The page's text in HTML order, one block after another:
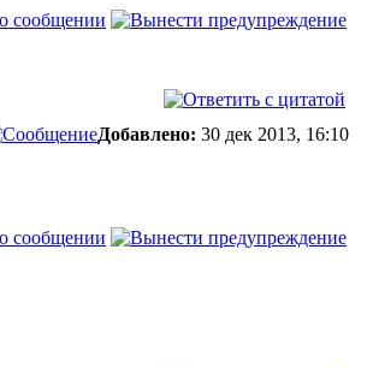
Добавлено: 30 дек 2013, 16:10